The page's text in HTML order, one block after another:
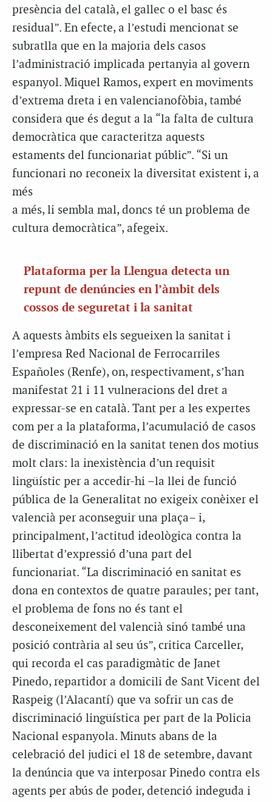
presència del català, el gallec o el basc és
residual”. En efecte, a l’estudi mencionat se
subratlla que en la majoria dels casos
l’administració implicada pertanyia al govern
espanyol. Miquel Ramos, expert en moviments
d’extrema dreta i en valencianofòbia, també
considera que és degut a la “la falta de cultura
democràtica que caracteritza aquests
estaments del funcionariat públic”. “Si un
funcionari no reconeix la diversitat existent i, a
més
a més, li sembla mal, doncs té un problema de
cultura democràtica”, afegeix.
Plataforma per la Llengua detecta un
repunt de denúncies en l’àmbit dels
cossos de seguretat i la sanitat
A aquests àmbits els segueixen la sanitat i
l’empresa Red Nacional de Ferrocarriles
Españoles (Renfe), on, respectivament, s’han
manifestat 21 i 11 vulneracions del dret a
expressar-se en català. Tant per a les expertes
com per a la plataforma, l’acumulació de casos
de discriminació en la sanitat tenen dos motius
molt clars: la inexistència d’un requisit
lingüístic per a accedir-hi –la llei de funció
pública de la Generalitat no exigeix conèixer el
valencià per aconseguir una plaça– i,
principalment, l’actitud ideològica contra la
llibertat d’expressió d’una part del
funcionariat. “La discriminació en sanitat es
dona en contextos de quatre paraules; per tant,
el problema de fons no és tant el
desconeixement del valencià sinó també una
posició contrària al seu ús”, critica Carceller,
qui recorda el cas paradigmàtic de Janet
Pinedo, repartidor a domicili de Sant Vicent del
Raspeig (l’Alacantí) que va sofrir un cas de
discriminació lingüística per part de la Policia
Nacional espanyola. Minuts abans de la
celebració del judici el 18 de setembre, davant
la denúncia que va interposar Pinedo contra els
agents per abús de poder, detenció indeguda i